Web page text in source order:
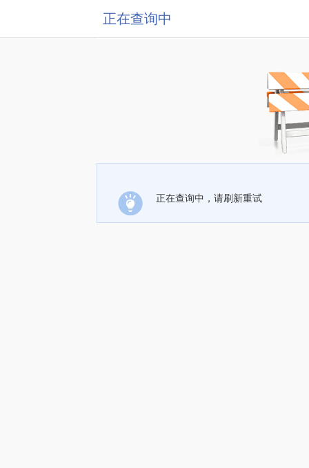
正在查询中
正在查询中，请刷新重试